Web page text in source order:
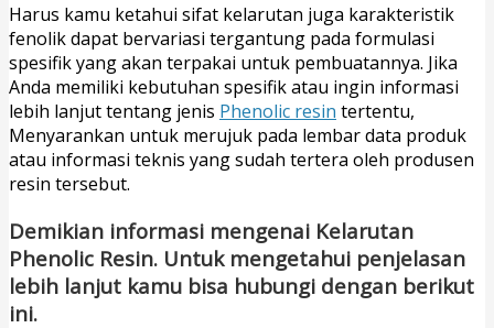
Harus kamu ketahui sifat kelarutan juga karakteristik
fenolik dapat bervariasi tergantung pada formulasi
spesifik yang akan terpakai untuk pembuatannya. Jika
Anda memiliki kebutuhan spesifik atau ingin informasi
lebih lanjut tentang jenis Phenolic resin tertentu,
Menyarankan untuk merujuk pada lembar data produk
atau informasi teknis yang sudah tertera oleh produsen
resin tersebut.
Demikian informasi mengenai Kelarutan
Phenolic Resin. Untuk mengetahui penjelasan
lebih lanjut kamu bisa hubungi dengan berikut
ini.